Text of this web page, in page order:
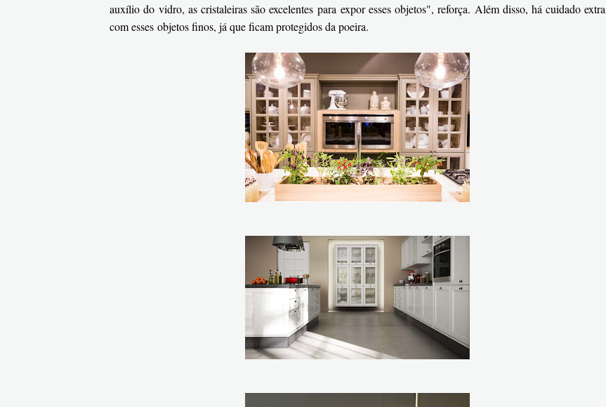
auxílio do vidro, as cristaleiras são excelentes para expor esses objetos", reforça. Além disso, há cuidado extra
com esses objetos finos, já que ficam protegidos da poeira.